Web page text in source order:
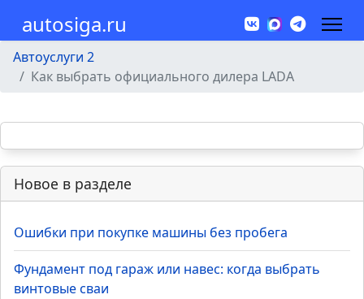
autosiga.ru
Автоуслуги 2
Как выбрать официального дилера LADA
Новое в разделе
Ошибки при покупке машины без пробега
Фундамент под гараж или навес: когда выбрать
винтовые сваи